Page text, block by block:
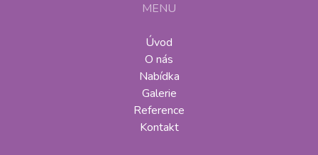
MENU
Úvod
O nás
Nabídka
Galerie
Reference
Kontakt